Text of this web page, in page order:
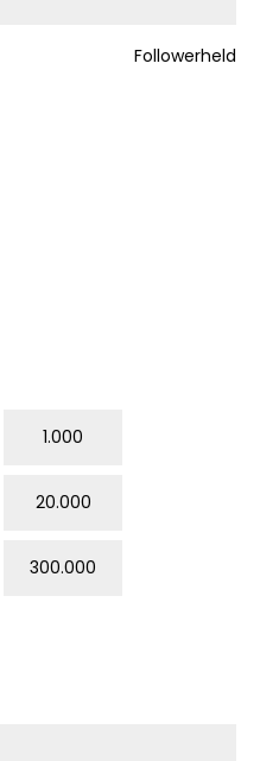
Followerheld
1.000
20.000
300.000